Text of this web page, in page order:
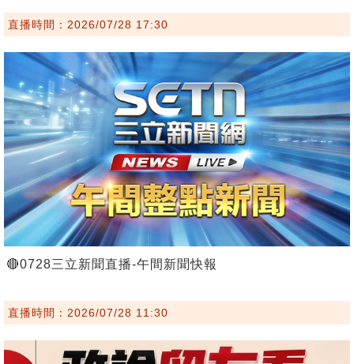
直播時間：2026/07/28 17:30
🔴0728三立新聞直播-午間新聞快報
直播時間：2026/07/28 11:30